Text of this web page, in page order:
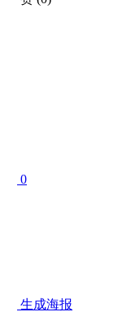
0
生成海报